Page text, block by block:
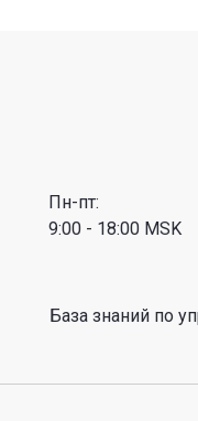
Пн-пт:
9:00 - 18:00 MSK
База знаний по